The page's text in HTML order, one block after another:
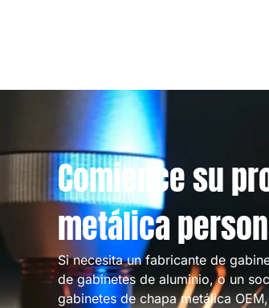
Comience su
metálica
Si necesita un fabricante de
de gabinetes de aluminio, o un
gabinetes de chapa metálica